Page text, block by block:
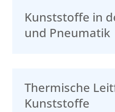
Kunststoffe in
und Pneumatik
Thermische
Kunststoffe